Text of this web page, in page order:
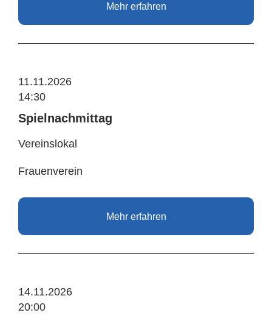
Mehr erfahren
11.11.2026
14:30
Spielnachmittag
Vereinslokal
Frauenverein
Mehr erfahren
14.11.2026
20:00